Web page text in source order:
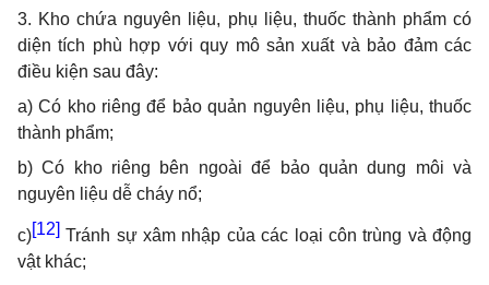
3. Kho chứa nguyên liệu, phụ liệu, thuốc thành phẩm có
diện tích phù hợp với quy mô sản xuất và bảo đảm các
điều kiện sau đây:
a) Có kho riêng để bảo quản nguyên liệu, phụ liệu, thuốc
thành phẩm;
b) Có kho riêng bên ngoài để bảo quản dung môi và
nguyên liệu dễ cháy nổ;
c)[12] Tránh sự xâm nhập của các loại côn trùng và động
vật khác;